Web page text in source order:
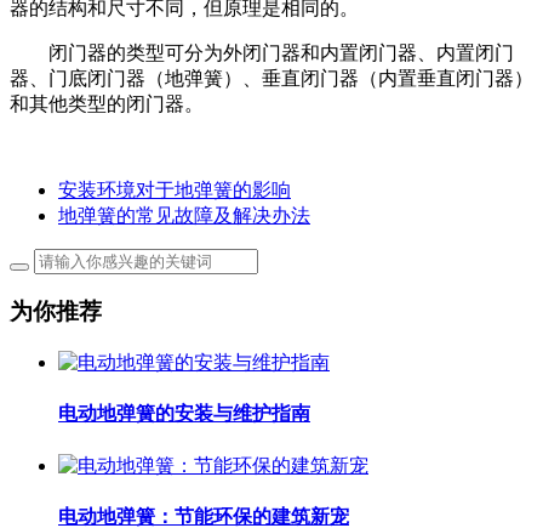
器的结构和尺寸不同，但原理是相同的。
闭门器的类型可分为外闭门器和内置闭门器、内置闭门
器、门底闭门器（地弹簧）、垂直闭门器（内置垂直闭门器）
和其他类型的闭门器。
安装环境对于地弹簧的影响
地弹簧的常见故障及解决办法
为你推荐
电动地弹簧的安装与维护指南
电动地弹簧：节能环保的建筑新宠